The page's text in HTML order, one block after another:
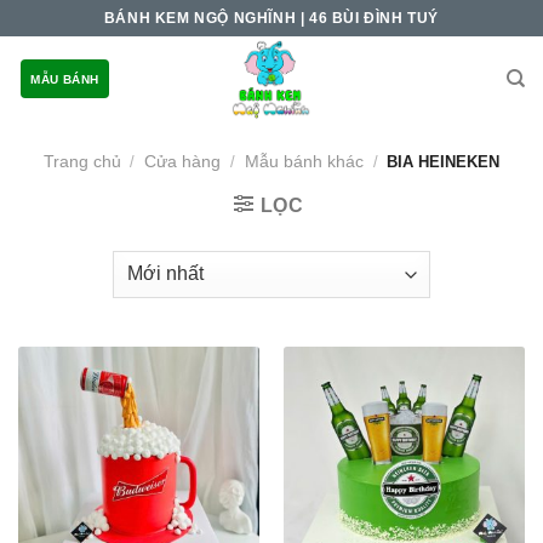
content
BÁNH KEM NGỘ NGHĨNH | 46 BÙI ĐÌNH TUÝ
MẪU BÁNH
Trang chủ / Cửa hàng / Mẫu bánh khác / BIA HEINEKEN
LỌC